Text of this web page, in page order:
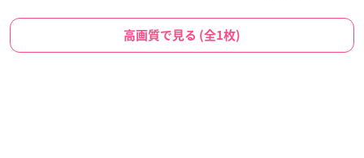
高画質で見る (全1枚)